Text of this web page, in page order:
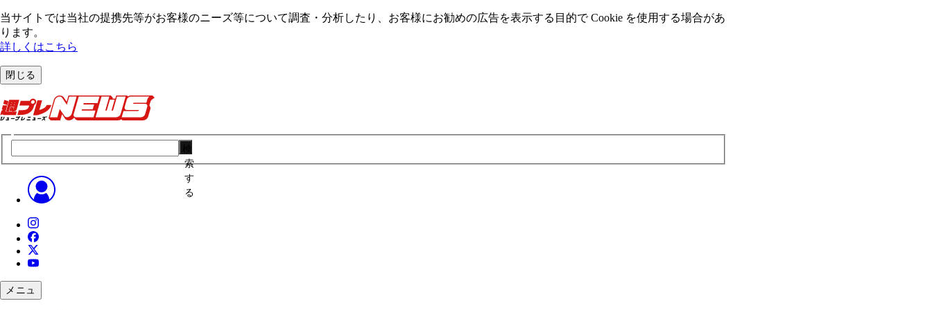
当サイトでは当社の提携先等がお客様のニーズ等について調査・分析したり、お客様にお勧めの広告を表⽰する⽬的で Cookie を使⽤する場合があ
ります。
詳しくはこちら
閉じる
索
す
る
メニュ